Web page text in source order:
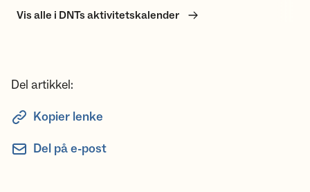
Vis alle i DNTs aktivitetskalender
Del artikkel:
Kopier lenke
Del på e-post